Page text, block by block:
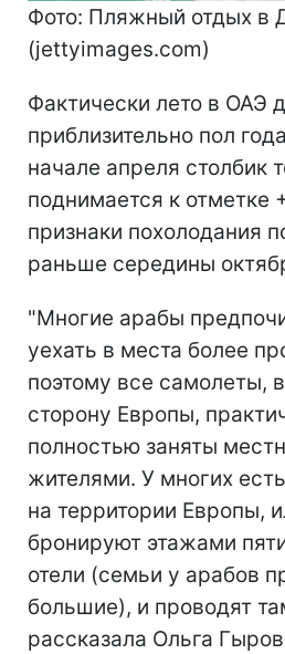
Фото: Пляжный отдых в
(jettyimages.com)
Фактически лето в ОАЭ
приблизительно пол
начале апреля столбик
поднимается к отметке
признаки похолодания
раньше середины
"Многие арабы
уехать в места более
поэтому все самолеты,
сторону Европы,
полностью заняты
жителями. У многих
на территории Европы,
бронируют этажами
отели (семьи у арабов
большие), и проводят
рассказала Ольга